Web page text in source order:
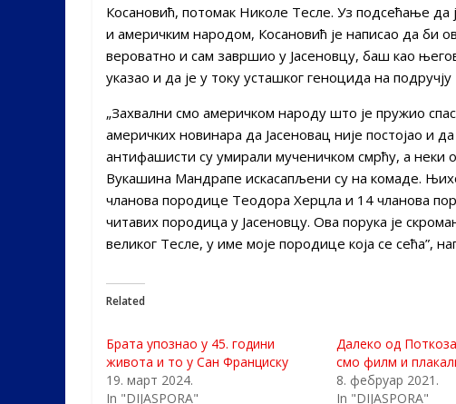
Косановић, потомак Николе Тесле. Уз подсећање
и америчким народом, Косановић је написао да би
вероватно и сам завршио у Јасеновцу, баш као
указао и да је у току усташког геноцида на
„Захвални смо америчком народу што је пружио
америчких новинара да Јасеновац није постојао и
антифашисти су умирали мученичком смрћу, а
Вукашина Мандрапе искасапљени су на комаде.
чланова породице Теодора Херцла и 14 чланова
читавих породица у Јасеновцу. Ова порука је
великог Тесле, у име моје породице која се сећа”,
Related
Брата упознао у 45. години
живота и то у Сан Франциску
19. март 2024.
In "DIJASPORA"
Далеко од
смо филм и
8. фебруар 2021.
In "DIJASPORA"